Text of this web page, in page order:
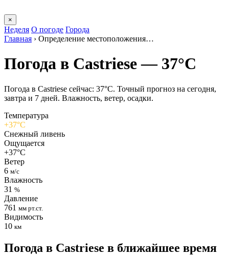
×
Неделя О погоде Города
Главная › Определение местоположения…
Погода в Castriesе — 37°C
Погода в Castriesе сейчас: 37°C. Точный прогноз на сегодня,
завтра и 7 дней. Влажность, ветер, осадки.
Температура
+37°C
Снежный ливень
Ощущается
+37°C
Ветер
6 м/с
Влажность
31 %
Давление
761 мм рт.ст.
Видимость
10 км
Погода в Castriesе в ближайшее время